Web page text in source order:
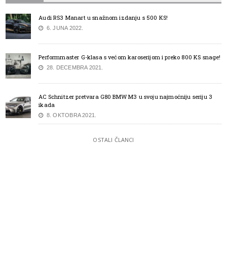
Audi RS3 Manart u snažnom izdanju s 500 KS!
6. JUNA 2022.
Performmaster G-klasa s većom karoserijom i preko 800 KS snage!
28. DECEMBRA 2021.
AC Schnitzer pretvara G80 BMW M3 u svoju najmoćniju seriju 3
ikada
8. OKTOBRA 2021.
OSTALI ČLANCI